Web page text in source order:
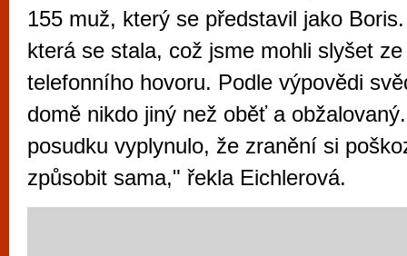
155 muž, který se představil jako
která se stala, což jsme mohli slyšet
telefonního hovoru. Podle výpovědi
domě nikdo jiný než oběť a
posudku vyplynulo, že zranění si
způsobit sama," řekla Eichlerová.